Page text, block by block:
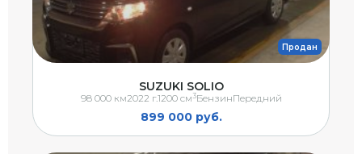
Продан
SUZUKI SOLIO
899 000 руб.
98 000 км2022 г.1200 см3БензинПередний